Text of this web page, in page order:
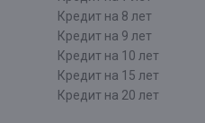
Кредит на 8 лет
Кредит на 9 лет
Кредит на 10 лет
Кредит на 15 лет
Кредит на 20 лет